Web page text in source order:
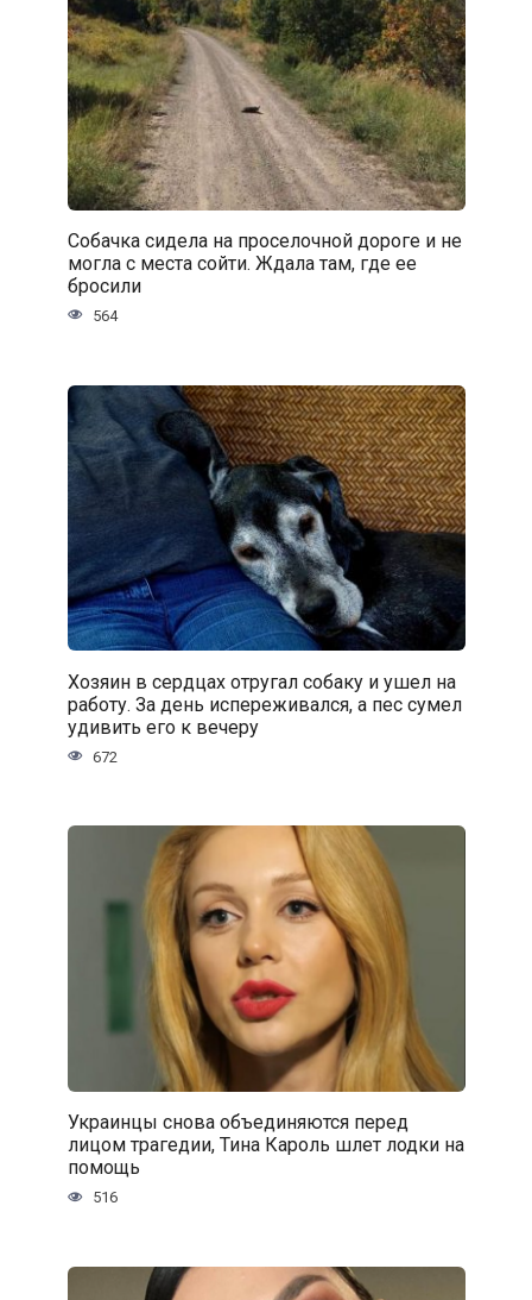
Собачка сидела на проселочной дороге и не
могла с места сойти. Ждала там, где ее
бросили
564
Хозяин в сердцах отругал собаку и ушел на
работу. За день испереживался, а пес сумел
удивить его к вечеру
672
Украинцы снова объединяются перед
лицом трагедии, Тина Кароль шлет лодки на
помощь
516